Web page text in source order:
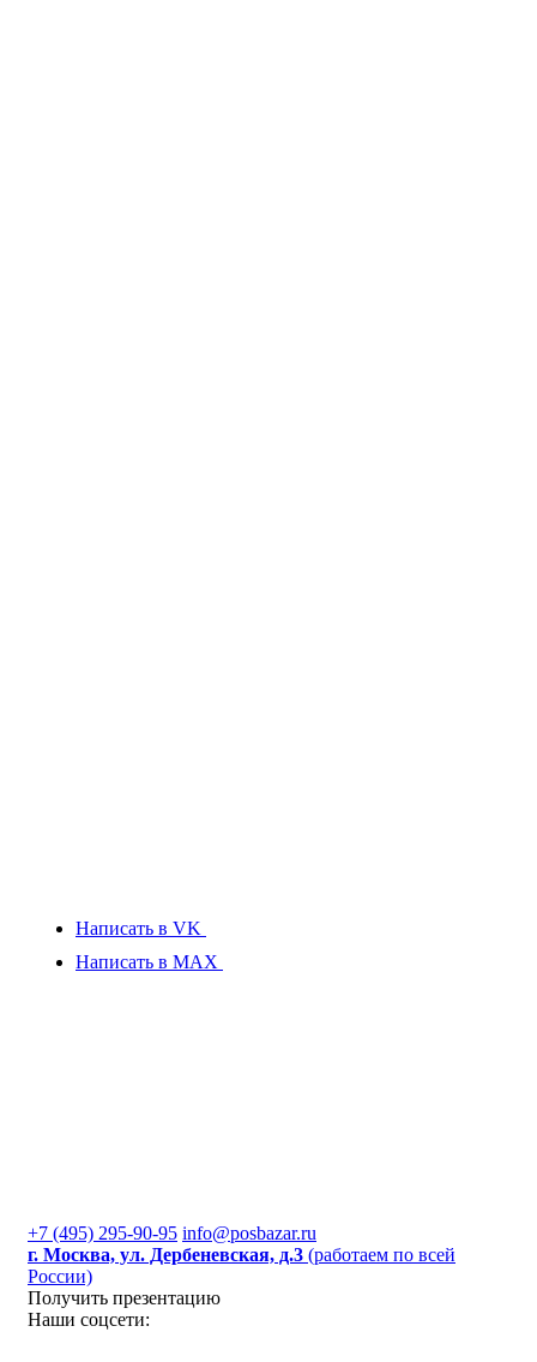
Написать в VK
Написать в MAX
+7 (495) 295-90-95 info@posbazar.ru
г. Москва, ул. Дербеневская, д.3 (работаем по всей
России)
Получить презентацию
Наши соцсети: